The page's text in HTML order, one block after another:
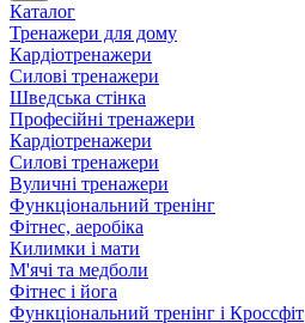
Каталог
Тренажери для дому
Кардіотренажери
Силові тренажери
Шведська стінка
Професійні тренажери
Кардіотренажери
Силові тренажери
Вуличні тренажери
Функціональний тренінг
Фітнес, аеробіка
Килимки і мати
М'ячі та медболи
Фітнес і йога
Функціональний тренінг і Кроссфіт